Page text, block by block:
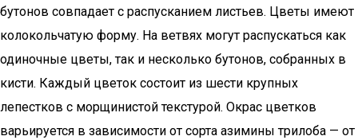
бутонов совпадает с распусканием листьев. Цветы имеют
колокольчатую форму. На ветвях могут распускаться как
одиночные цветы, так и несколько бутонов, собранных в
кисти. Каждый цветок состоит из шести крупных
лепестков с морщинистой текстурой. Окрас цветков
варьируется в зависимости от сорта азимины трилоба — от